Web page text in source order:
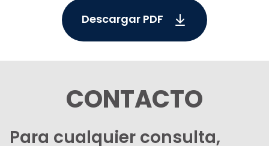
Descargar PDF
CONTACTO
Para cualquier consulta,